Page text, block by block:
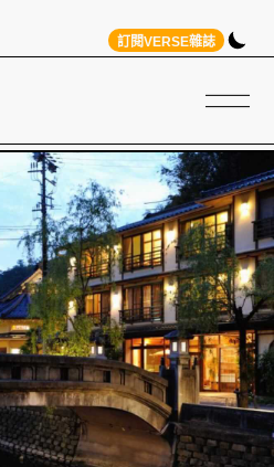
訂閱VERSE雜誌